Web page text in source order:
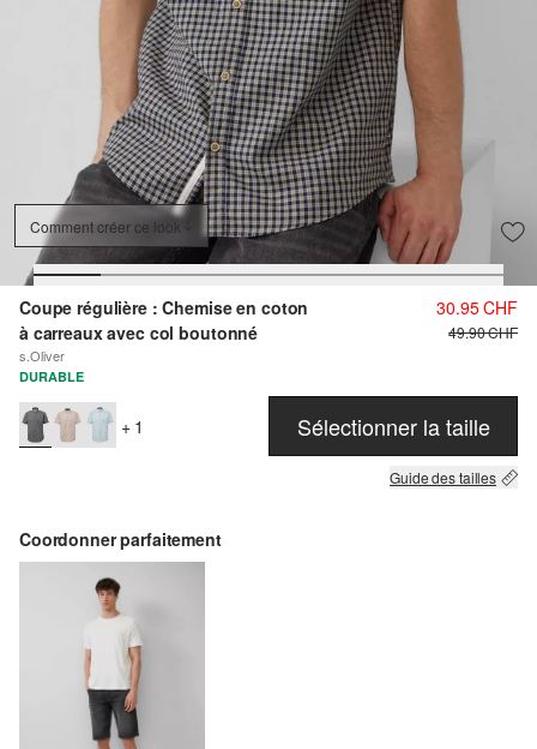
Comment créer ce look
Coupe régulière : Chemise en coton
à carreaux avec col boutonné
s.Oliver
30.95 CHF
49.90 CHF
DURABLE
+ 1 Sélectionner la taille
Guide des tailles
Coordonner parfaitement